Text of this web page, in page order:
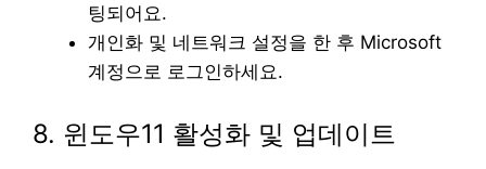
팅되어요.
개인화 및 네트워크 설정을 한 후 Microsoft
계정으로 로그인하세요.
8. 윈도우11 활성화 및 업데이트